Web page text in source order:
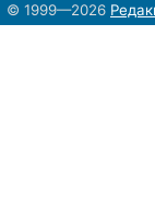
© 1999—2026